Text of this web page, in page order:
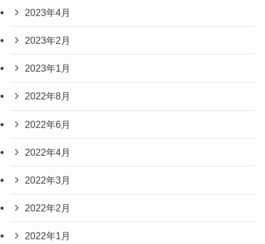
2023年4月
2023年2月
2023年1月
2022年8月
2022年6月
2022年4月
2022年3月
2022年2月
2022年1月